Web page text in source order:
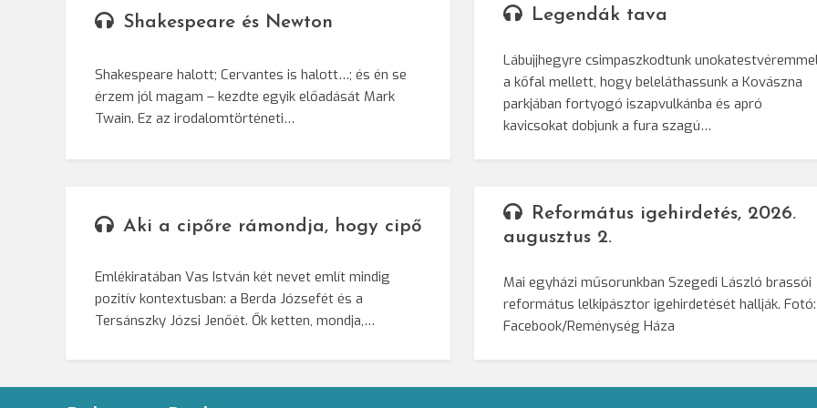
Shakespeare és Newton
Shakespeare halott; Cervantes is halott…; és én se
érzem jól magam – kezdte egyik előadását Mark
Twain. Ez az irodalomtörténeti…
Legendák tava
Lábujjhegyre csimpaszkodtunk
a kőfal mellett, hogy beleláthassunk a Kovászna
parkjában fortyogó iszapvulkánba és apró
kavicsokat dobjunk a fura szagú…
Aki a cipőre rámondja, hogy cipő
Emlékiratában Vas István két nevet említ mindig
pozitív kontextusban: a Berda Józsefét és a
Tersánszky Józsi Jenőét. Ők ketten, mondja,…
Református igehirdetés, 2026.
augusztus 2.
Mai egyházi műsorunkban Szegedi László brassói
református lelkipásztor igehirdetését hallják. Fotó:
Facebook/Reménység Háza